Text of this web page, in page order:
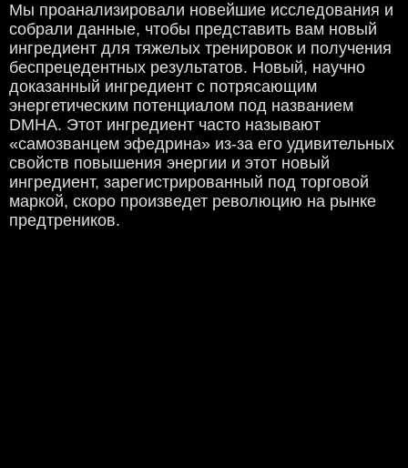
Мы проанализировали новейшие исследования и
собрали данные, чтобы представить вам новый
ингредиент для тяжелых тренировок и получения
беспрецедентных результатов. Новый, научно
доказанный ингредиент с потрясающим
энергетическим потенциалом под названием
DMHA. Этот ингредиент часто называют
«самозванцем эфедрина» из-за его удивительных
свойств повышения энергии и этот новый
ингредиент, зарегистрированный под торговой
маркой, скоро произведет революцию на рынке
предтреников.